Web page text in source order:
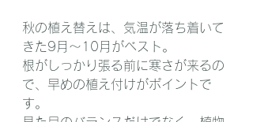
秋の植え替えは、気温が落ち着いて
きた9月〜10月がベスト。
根がしっかり張る前に寒さが来るの
で、早めの植え付けがポイントで
す。